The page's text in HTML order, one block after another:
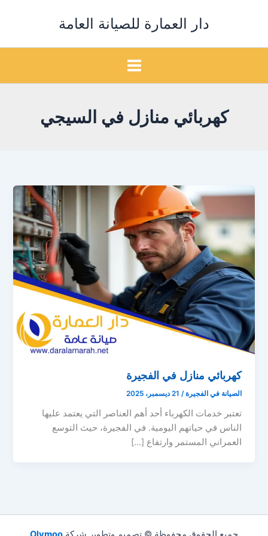
دار العمارة للصيانة العامة
كهربائي منازل في السيجي
كهربائي منازل في الفجيرة
الصيانة في الفجيرة/ 21 ديسمبر، 2025
تعتبر خدمات الكهرباء أحد أهم العناصر التي يعتمد عليها
الناس في حياتهم اليومية. في الفجيرة، حيث التوسع
العمراني المستمر وارتفاع […]